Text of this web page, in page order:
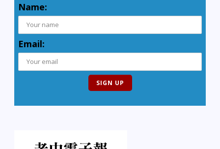
Name:
Email: